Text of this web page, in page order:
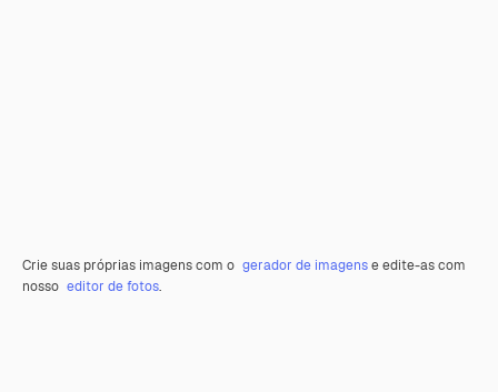
Crie suas próprias imagens com o gerador de imagense edite-as com
nosso editor de fotos.